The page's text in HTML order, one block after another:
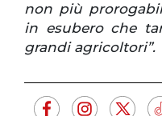
non più
in esubero che
grandi agricoltori”.